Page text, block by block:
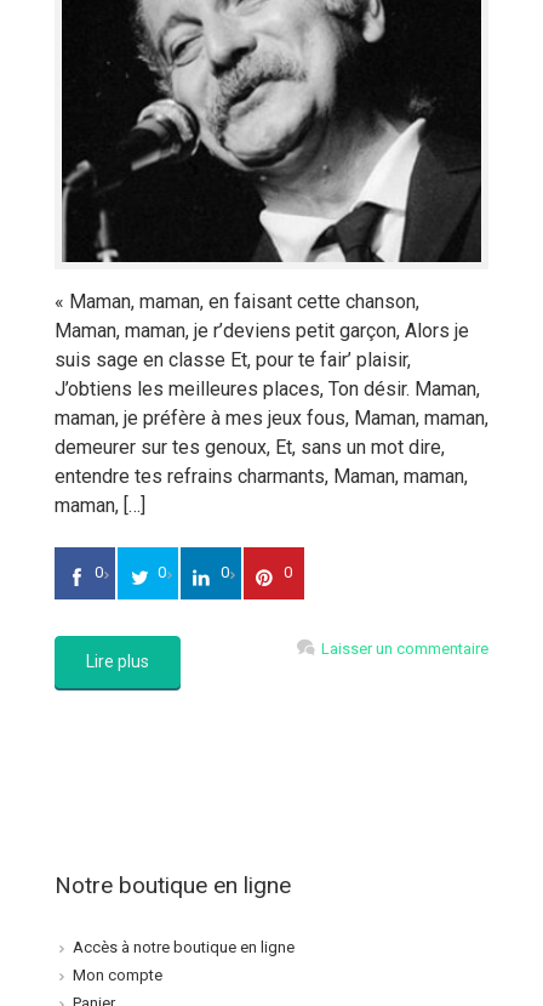
« Maman, maman, en faisant cette chanson,
Maman, maman, je r’deviens petit garçon, Alors je
suis sage en classe Et, pour te fair’ plaisir,
J’obtiens les meilleures places, Ton désir. Maman,
maman, je préfère à mes jeux fous, Maman, maman,
demeurer sur tes genoux, Et, sans un mot dire,
entendre tes refrains charmants, Maman, maman,
maman, […]
0 0 0 0
Lire plus
Laisser un commentaire
Notre boutique en ligne
Accès à notre boutique en ligne
Mon compte